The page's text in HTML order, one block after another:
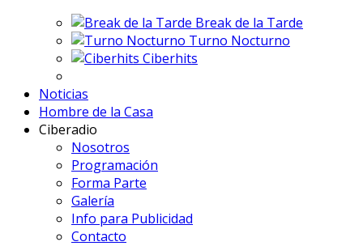
Break de la Tarde
Turno Nocturno
Ciberhits
Noticias
Hombre de la Casa
Ciberadio
Nosotros
Programación
Forma Parte
Galería
Info para Publicidad
Contacto